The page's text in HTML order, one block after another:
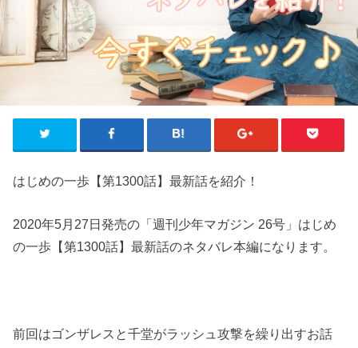
はじめの一歩【第1300話】最新話を紹介！
2020年5月27日発売の「週刊少年マガジン 26号」はじめ
の一歩【第1300話】最新話のネタバレ本編になります。
前回はゴンザレスと千堂がラッシュ攻撃を繰り出すお話